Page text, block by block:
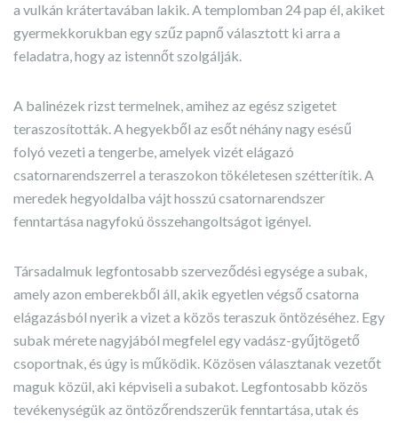
a vulkán krátertavában lakik. A templomban 24 pap él, akiket
gyermekkorukban egy szűz papnő választott ki arra a
feladatra, hogy az istennőt szolgálják.
A balinézek rizst termelnek, amihez az egész szigetet
teraszosították. A hegyekből az esőt néhány nagy esésű
folyó vezeti a tengerbe, amelyek vizét elágazó
csatornarendszerrel a teraszokon tökéletesen szétterítik. A
meredek hegyoldalba vájt hosszú csatornarendszer
fenntartása nagyfokú összehangoltságot igényel.
Társadalmuk legfontosabb szerveződési egysége a subak,
amely azon emberekből áll, akik egyetlen végső csatorna
elágazásból nyerik a vizet a közös teraszuk öntözéséhez. Egy
subak mérete nagyjából megfelel egy vadász-gyűjtögető
csoportnak, és úgy is működik. Közösen választanak vezetőt
maguk közül, aki képviseli a subakot. Legfontosabb közös
tevékenységük az öntözőrendszerük fenntartása, utak és